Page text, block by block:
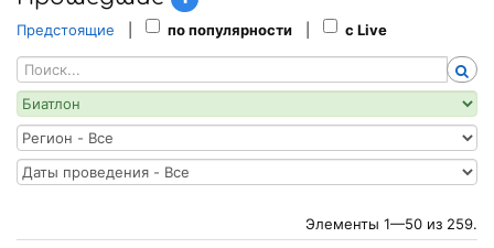
Предстоящие по популярности с Live
Элементы 1—50 из 259.